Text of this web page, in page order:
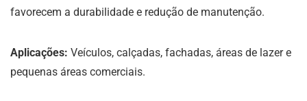
favorecem a durabilidade e redução de manutenção.
Aplicações: Veículos, calçadas, fachadas, áreas de lazer e
pequenas áreas comerciais.